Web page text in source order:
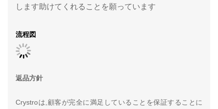
します助けてくれることを願っています
流程図
返品方針
Crystroは,顧客が完全に満足していることを保証することに